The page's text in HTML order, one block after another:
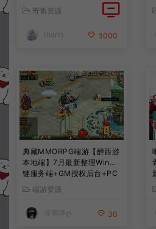
寄售资源
thanh 3000
典藏MMORPG端游【醉西游
本地端】7月最新整理Win一
键服务端+GM授权后台+PC
客户端+详细搭建教程
端游资源
冷雨泽ღ 30